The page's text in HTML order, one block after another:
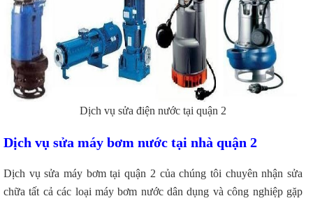
Dịch vụ sửa điện nước tại quận 2
Dịch vụ sửa máy bơm nước tại nhà quận 2
Dịch vụ sửa máy bơm tại quận 2 của chúng tôi chuyên nhận sửa
chữa tất cả các loại máy bơm nước dân dụng và công nghiệp gặp